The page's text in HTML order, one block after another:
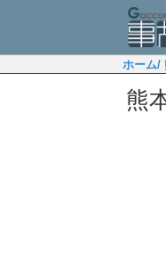
ホーム/
熊